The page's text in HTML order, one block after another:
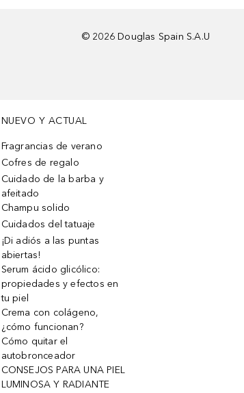
© 2026 Douglas Spain S.A.U
NUEVO Y ACTUAL
Fragrancias de verano
Cofres de regalo
Cuidado de la barba y
afeitado
Champu solido
Cuidados del tatuaje
¡Di adiós a las puntas
abiertas!
Serum ácido glicólico:
propiedades y efectos en
tu piel
Crema con colágeno,
¿cómo funcionan?
Cómo quitar el
autobronceador
CONSEJOS PARA UNA PIEL
LUMINOSA Y RADIANTE